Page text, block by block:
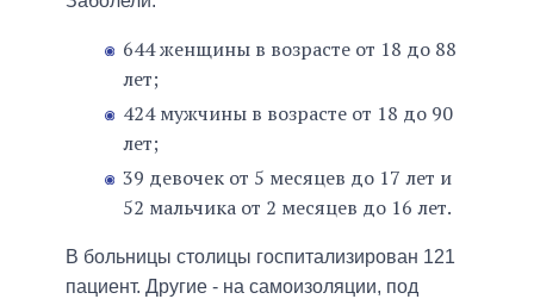
644 женщины в возрасте от 18 до 88
лет;
424 мужчины в возрасте от 18 до 90
лет;
39 девочек от 5 месяцев до 17 лет и
52 мальчика от 2 месяцев до 16 лет.
В больницы столицы госпитализирован 121
пациент. Другие - на самоизоляции, под